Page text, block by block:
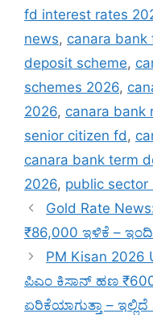
fd interest rates
news, canara bank
deposit scheme,
schemes 2026,
2026, canara bank
senior citizen fd ,
canara bank term
2026, public sector
Gold Rate
₹86,000 ಇಳಿಕೆ –
PM Kisan 2026
ಪಿಎಂ ಕಿಸಾನ್ ಹಣ
ಏರಿಕೆಯಾಗುತ್ತಾ –